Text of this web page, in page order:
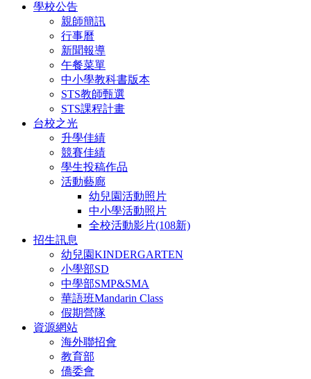
學校公告
親師簡訊
行事曆
新聞報導
午餐菜單
中小學教科書版本
STS教師甄選
STS課程計畫
台校之光
升學佳績
競賽佳績
學生投稿作品
活動藝廊
幼兒園活動照片
中小學活動照片
全校活動影片(108新)
招生訊息
幼兒園KINDERGARTEN
小學部SD
中學部SMP&SMA
華語班Mandarin Class
假期營隊
資源網站
海外聯招會
教育部
僑委會